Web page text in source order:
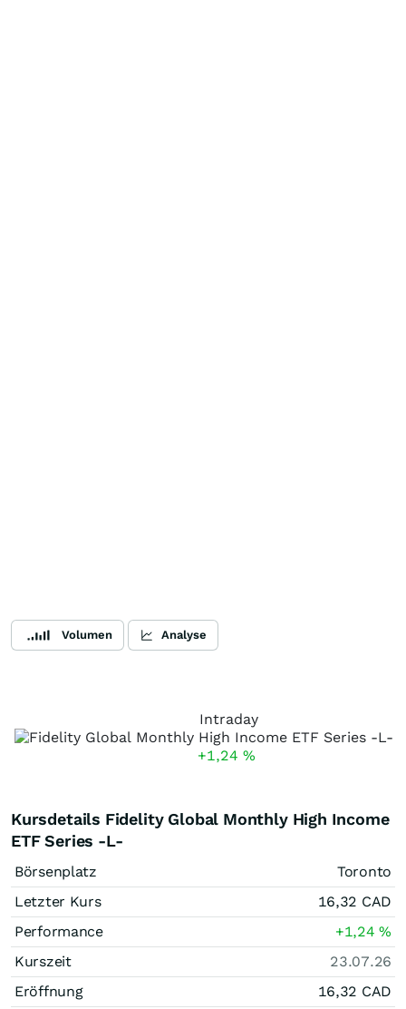
Volumen Analyse
Intraday
+1,24 %
Kursdetails Fidelity Global Monthly High Income
ETF Series -L-
Börsenplatz
Toronto
Letzter Kurs
16,32 CAD
Performance
+1,24%
Kurszeit
23.07.26
Eröffnung
16,32 CAD